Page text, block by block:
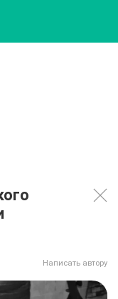
Написать автору